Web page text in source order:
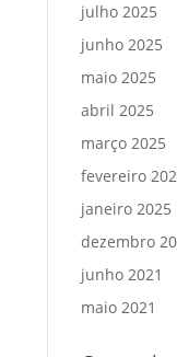
julho 2025
junho 2025
maio 2025
abril 2025
março 2025
fevereiro
janeiro 2025
dezembro
junho 2021
maio 2021